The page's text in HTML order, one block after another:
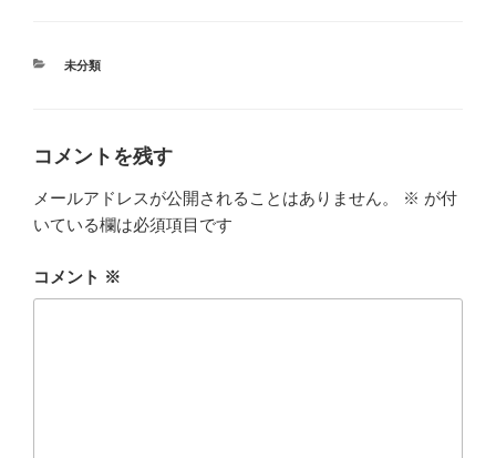
カ
未分類
コメントを残す
メールアドレスが公開されることはありません。 ※ が付
いている欄は必須項目です
コメント ※